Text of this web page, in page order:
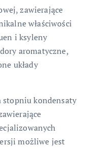
zawierające
właściwości
i ksyleny
aromatyczne,
układy
kondensaty
możliwe jest